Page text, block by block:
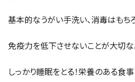
基本的なうがい手洗い、消毒はもち
免疫力を低下させないことが大切な
しっかり睡眠をとる！栄養のある食事